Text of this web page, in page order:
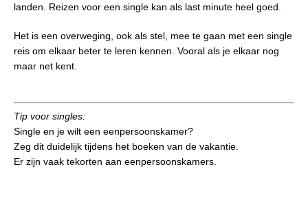
landen. Reizen voor een single kan als last minute heel goed.
Het is een overweging, ook als stel, mee te gaan met een single
reis om elkaar beter te leren kennen. Vooral als je elkaar nog
maar net kent.
Tip voor singles:
Single en je wilt een eenpersoonskamer?
Zeg dit duidelijk tijdens het boeken van de vakantie.
Er zijn vaak tekorten aan eenpersoonskamers.